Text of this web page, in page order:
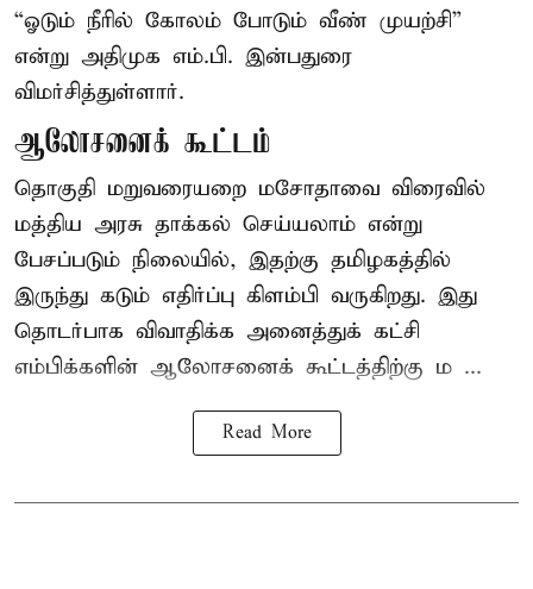
“ஓடும் நீரில் கோலம் போடும் வீண் முயற்சி”
என்று அதிமுக எம்.பி. இன்பதுரை
விமர்சித்துள்ளார்.
ஆலோசனைக் கூட்டம்
தொகுதி மறுவரையறை மசோதாவை விரைவில்
மத்திய அரசு தாக்கல் செய்யலாம் என்று
பேசப்படும் நிலையில், இதற்கு தமிழகத்தில்
இருந்து கடும் எதிர்ப்பு கிளம்பி வருகிறது. இது
தொடர்பாக விவாதிக்க அனைத்துக் கட்சி
எம்பிக்களின் ஆலோசனைக் கூட்டத்திற்கு ம ...
Read More